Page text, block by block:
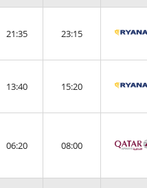
21:35 23:15
13:40 15:20
06:20 08:00